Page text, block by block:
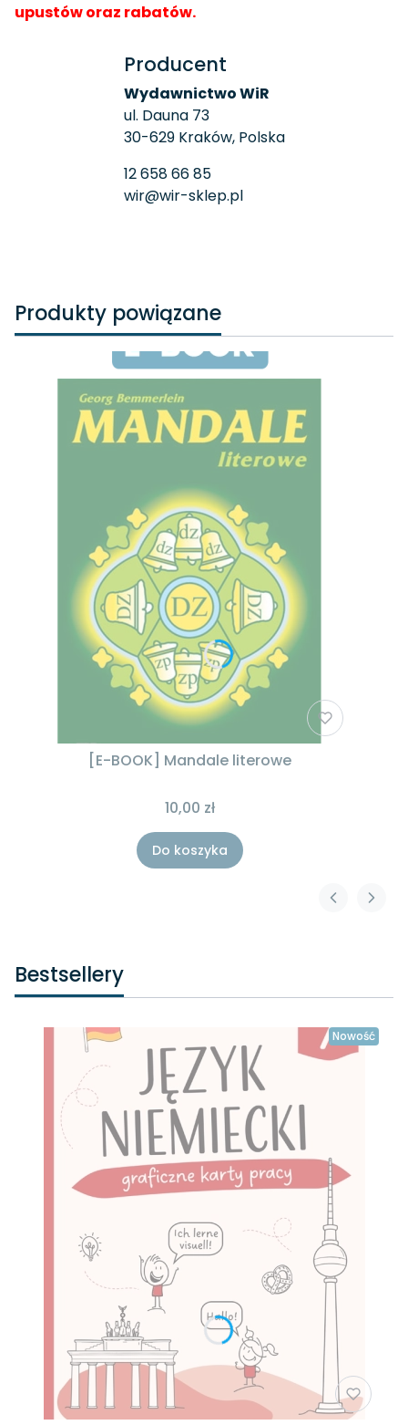
upustów oraz rabatów.
Producent
Wydawnictwo WiR
ul. Dauna 73
30-629 Kraków, Polska
12 658 66 85
wir@wir-sklep.pl
Produkty powiązane
[E-BOOK] Mandale literowe
10,00 zł
Do koszyka
Bestsellery
Nowość